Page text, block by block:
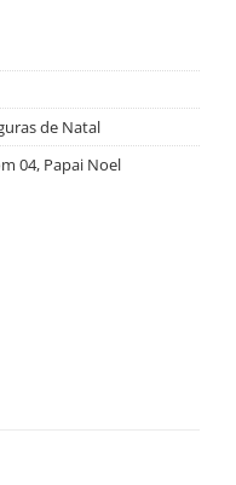
de Natal
04, Papai Noel